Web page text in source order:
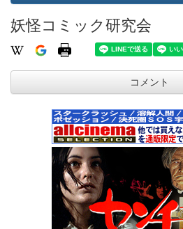
妖怪コミック研究会
コメント